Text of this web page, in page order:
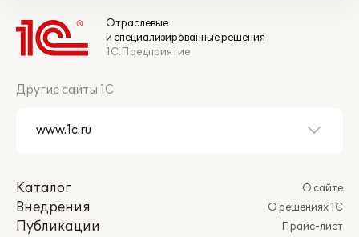
Отраслевые
и специализированные решения
1С:Предприятие
Другие сайты 1С
Каталог
Внедрения
Публикации
О сайте
О решениях 1С
Прайс-лист